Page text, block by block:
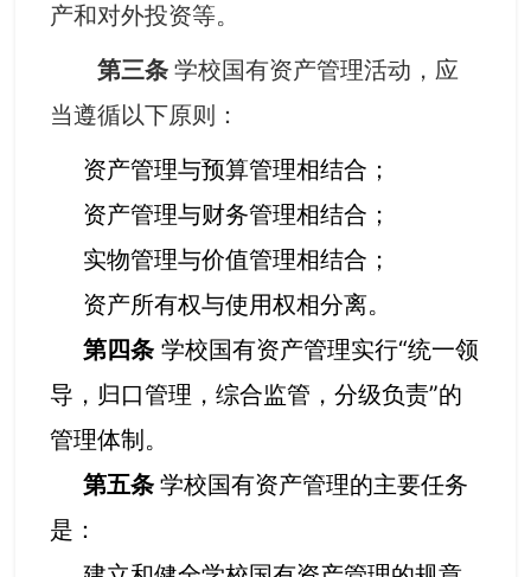
产和对外投资等。
第三条学校国有资产管理活动，应
当遵循以下原则：
资产管理与预算管理相结合；
资产管理与财务管理相结合；
实物管理与价值管理相结合 ；
资产所有权与使用权相分离。
第四条 学校国有资产管理实行“统一领
导，归口管理，综合监管，分级负责”的
管理体制。
第五条学校国有资产管理的主要任务
是：